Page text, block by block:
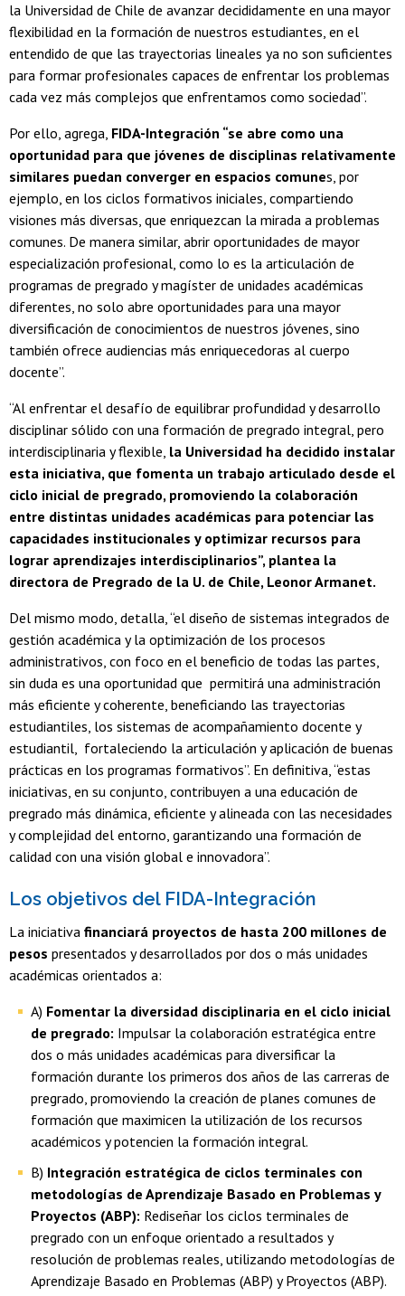
la Universidad de Chile de avanzar decididamente en una mayor
flexibilidad en la formación de nuestros estudiantes, en el
entendido de que las trayectorias lineales ya no son suficientes
para formar profesionales capaces de enfrentar los problemas
cada vez más complejos que enfrentamos como sociedad”.
Por ello, agrega, FIDA-Integración “se abre como una
oportunidad para que jóvenes de disciplinas relativamente
similares puedan converger en espacios comunes, por
ejemplo, en los ciclos formativos iniciales, compartiendo
visiones más diversas, que enriquezcan la mirada a problemas
comunes. De manera similar, abrir oportunidades de mayor
especialización profesional, como lo es la articulación de
programas de pregrado y magíster de unidades académicas
diferentes, no solo abre oportunidades para una mayor
diversificación de conocimientos de nuestros jóvenes, sino
también ofrece audiencias más enriquecedoras al cuerpo
docente”.
“Al enfrentar el desafío de equilibrar profundidad y desarrollo
disciplinar sólido con una formación de pregrado integral, pero
interdisciplinaria y flexible, la Universidad ha decidido instalar
esta iniciativa, que fomenta un trabajo articulado desde el
ciclo inicial de pregrado, promoviendo la colaboración
entre distintas unidades académicas para potenciar las
capacidades institucionales y optimizar recursos para
lograr aprendizajes interdisciplinarios”, plantea la
directora de Pregrado de la U. de Chile, Leonor Armanet.
Del mismo modo, detalla, “el diseño de sistemas integrados de
gestión académica y la optimización de los procesos
administrativos, con foco en el beneficio de todas las partes,
sin duda es una oportunidad que permitirá una administración
más eficiente y coherente, beneficiando las trayectorias
estudiantiles, los sistemas de acompañamiento docente y
estudiantil, fortaleciendo la articulación y aplicación de buenas
prácticas en los programas formativos”. En definitiva, “estas
iniciativas, en su conjunto, contribuyen a una educación de
pregrado más dinámica, eficiente y alineada con las necesidades
y complejidad del entorno, garantizando una formación de
calidad con una visión global e innovadora”.
Los objetivos del FIDA-Integración
La iniciativa financiará proyectos de hasta 200 millones de
pesos presentados y desarrollados por dos o más unidades
académicas orientados a:
A) Fomentar la diversidad disciplinaria en el ciclo inicial
de pregrado: Impulsar la colaboración estratégica entre
dos o más unidades académicas para diversificar la
formación durante los primeros dos años de las carreras de
pregrado, promoviendo la creación de planes comunes de
formación que maximicen la utilización de los recursos
académicos y potencien la formación integral.
B) Integración estratégica de ciclos terminales con
metodologías de Aprendizaje Basado en Problemas y
Proyectos (ABP): Rediseñar los ciclos terminales de
pregrado con un enfoque orientado a resultados y
resolución de problemas reales, utilizando metodologías de
Aprendizaje Basado en Problemas (ABP) y Proyectos (ABP).